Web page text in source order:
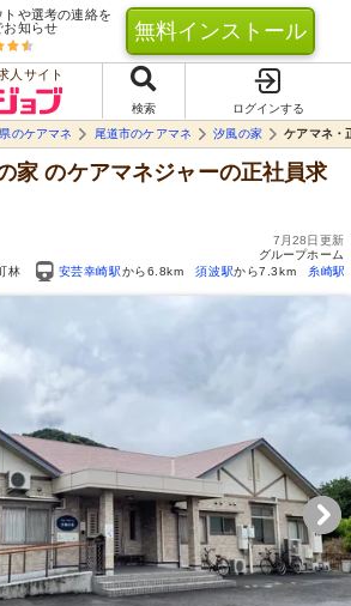
トや選考の連絡を
お知らせ
無料インストール
人サイト
検索
ログインする
のケアマネ 尾道市のケアマネ 汐風の家 ケアマネ・
家 のケアマネジャーの正社員求
7月28日更新
グループホーム
林 安芸幸崎駅から6.8km 須波駅から7.3km 糸崎駅